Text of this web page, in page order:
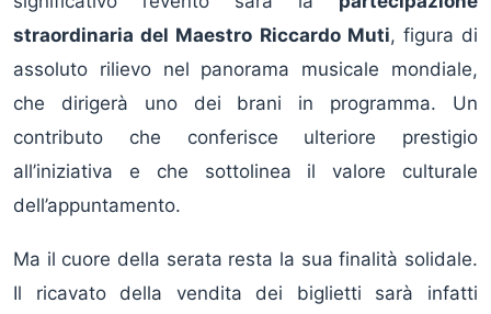
straordinaria del Maestro Riccardo Muti, figura di
assoluto rilievo nel panorama musicale mondiale,
che dirigerà uno dei brani in programma. Un
contributo che conferisce ulteriore prestigio
all’iniziativa e che sottolinea il valore culturale
dell’appuntamento.
Ma il cuore della serata resta la sua finalità solidale.
Il ricavato della vendita dei biglietti sarà infatti